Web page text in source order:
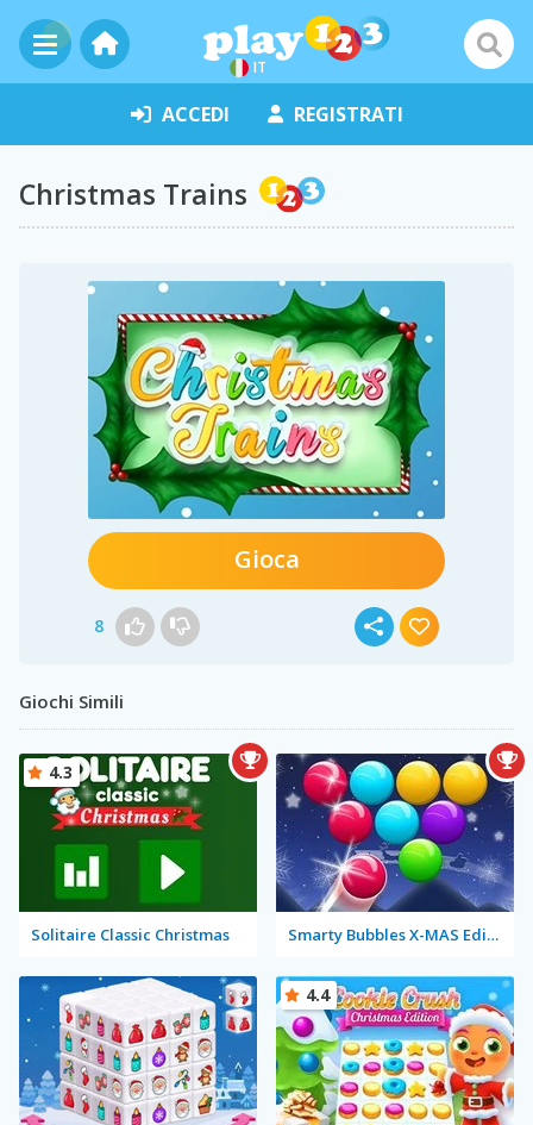
IT
ACCEDI REGISTRATI
Christmas Trains
Gioca
8
Giochi Simili
Solitaire Classic Christmas
4.3
Smarty Bubbles X-MAS Edition
4.4